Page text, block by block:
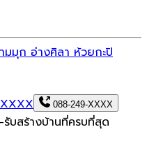
มมุก อ่างศิลา ห้วยกะปิ
088-249-XXXX
รับสร้างบ้านที่ครบที่สุด